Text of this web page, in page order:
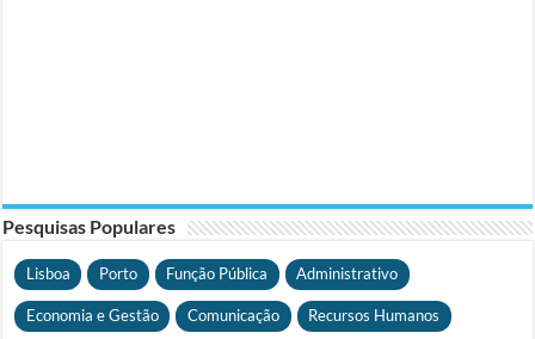
Pesquisas Populares
Lisboa Porto Função Pública Administrativo
Economia e Gestão Comunicação Recursos Humanos